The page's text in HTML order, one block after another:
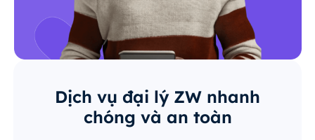
Dịch vụ đại lý ZW nhanh
chóng và an toàn